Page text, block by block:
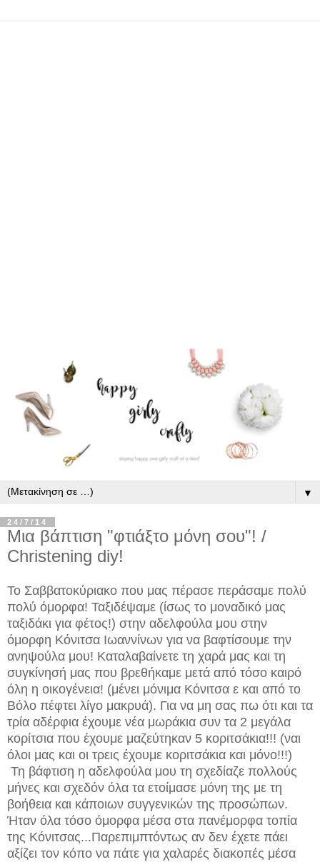
▼
24/7/14
Μια βάπτιση "φτιάξτο μόνη σου"! /
Christening diy!
Το Σαββατοκύριακο που μας πέρασε περάσαμε πολύ
πολύ όμορφα! Ταξιδέψαμε (ίσως το μοναδικό μας
ταξιδάκι για φέτος!) στην αδελφούλα μου στην
όμορφη Κόνιτσα Ιωαννίνων για να βαφτίσουμε την
ανηψούλα μου! Καταλαβαίνετε τη χαρά μας και τη
συγκίνησή μας που βρεθήκαμε μετά από τόσο καιρό
όλη η οικογένεια! (μένει μόνιμα Κόνιτσα ε και από το
Βόλο πέφτει λίγο μακρυά). Για να μη σας πω ότι και τα
τρία αδέρφια έχουμε νέα μωράκια συν τα 2 μεγάλα
κορίτσια που έχουμε μαζεύτηκαν 5 κοριτσάκια!!! (ναι
όλοι μας και οι τρεις έχουμε κοριτσάκια και μόνο!!!)
Τη βάφτιση η αδελφούλα μου τη σχεδίαζε πολλούς
μήνες και σχεδόν όλα τα ετοίμασε μόνη της με τη
βοήθεια και κάποιων συγγενικών της προσώπων.
Ήταν όλα τόσο όμορφα μέσα στα πανέμορφα τοπία
της Κόνιτσας...Παρεπιμπτόντως αν δεν έχετε πάει
αξίζει τον κόπο να πάτε για χαλαρές διακοπές μέσα